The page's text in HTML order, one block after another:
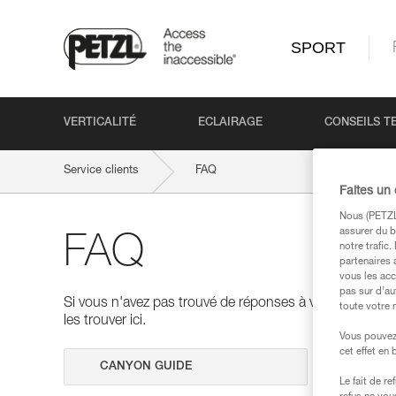
SPORT
VERTICALITÉ ECLAIRAGE CONSEILS
Service clients FAQ
FAQ
Si vous n'avez pas trouvé de réponses à vos
les trouver ici.
Faites un
Nous
assurer du
notre trafic.
partenaires
vous les
pas sur
toute votre
Vous
cet effet en
Le fait de